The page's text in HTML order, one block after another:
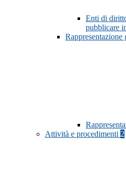
Enti di
pubblicare
Rappresentazione
Attività e procedimenti 2